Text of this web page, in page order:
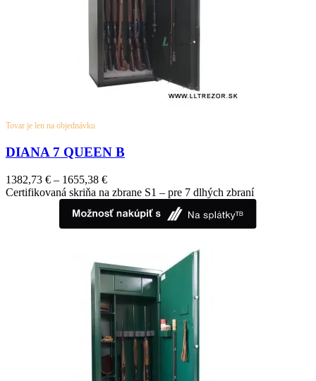
Tovar je len na objednávku
DIANA 7 QUEEN B
1382,73 € – 1655,38 €
Certifikovaná skriňa na zbrane S1 – pre 7 dlhých zbraní